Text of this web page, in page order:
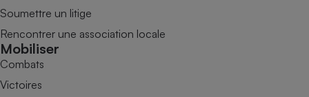
Soumettre un litige
Rencontrer une association locale
Mobiliser
Combats
Victoires